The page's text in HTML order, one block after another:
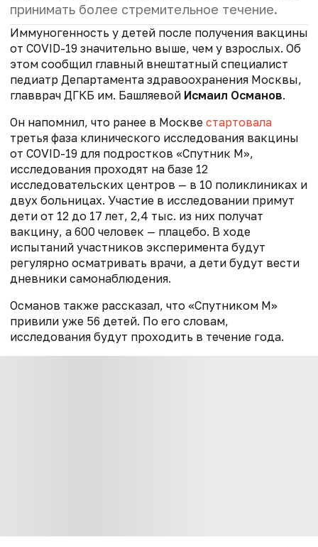
принимать более стремительное течение.
Иммуногенность у детей после получения вакцины
от COVID-19 значительно выше, чем у взрослых. Об
этом сообщил главный внештатный специалист
педиатр Департамента здравоохранения Москвы,
главврач ДГКБ им. Башляевой Исмаил Османов.
Он напомнил, что ранее в Москве стартовала
третья фаза клинического исследования вакцины
от COVID-19 для подростков «Спутник М»,
исследования проходят на базе 12
исследовательских центров — в 10 поликлиниках и
двух больницах. Участие в исследовании примут
дети от 12 до 17 лет, 2,4 тыс. из них получат
вакцину, а 600 человек — плацебо. В ходе
испытаний участников эксперимента будут
регулярно осматривать врачи, а дети будут вести
дневники самонаблюдения.
Османов также рассказал, что «Спутником М»
привили уже 56 детей. По его словам,
исследования будут проходить в течение года.